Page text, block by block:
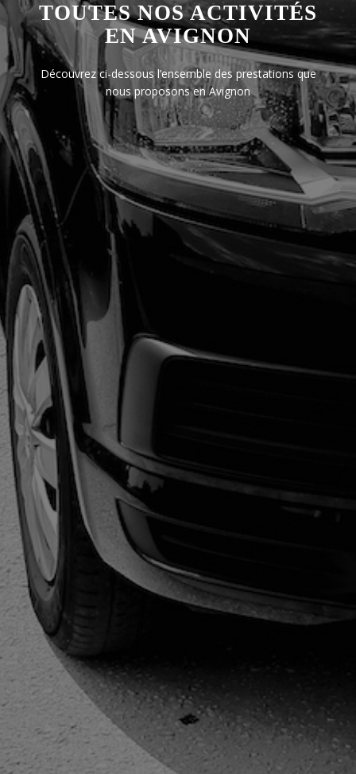
TOUTES NOS ACTIVITÉS
EN AVIGNON
Découvrez ci-dessous l’ensemble des prestations que
nous proposons en Avignon